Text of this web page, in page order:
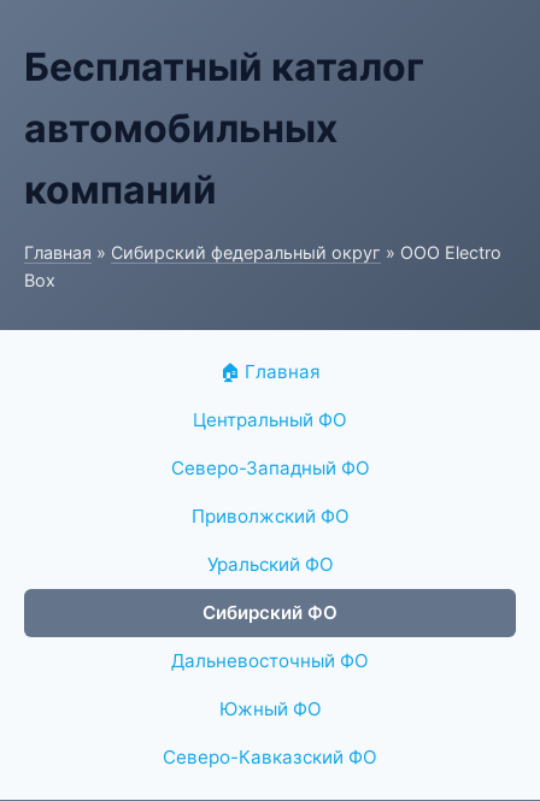
Бесплатный каталог
автомобильных
компаний
Главная » Сибирский федеральный округ » ООО Electro
Box
🏠 Главная
Центральный ФО
Северо-Западный ФО
Приволжский ФО
Уральский ФО
Сибирский ФО
Дальневосточный ФО
Южный ФО
Северо-Кавказский ФО